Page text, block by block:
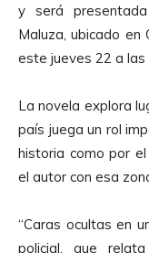
y será
Maluza, ubicado en
este jueves 22 a las
La novela explora
país juega un rol
historia como por
el autor con esa
“Caras ocultas en
policial, que